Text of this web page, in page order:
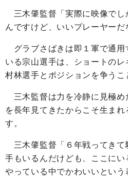
三木肇監督「実際に映像でし
んですけど、いいプレーヤーだ
グラブさばきは即１軍で通用
いる宗山選手は、ショートの
村林選手とポジションを争うこ
三木監督は力を冷静に見極め
を長年見てきたからこそ生ま
す。
三木肇監督「６年戦ってきて
手もいるんだけども、ここに
やっている中でかわいいという